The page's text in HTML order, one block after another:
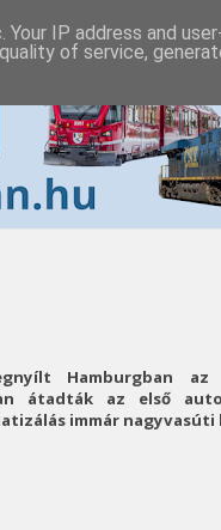
Hamburgban
átadták az első
immár nagyvasúti
IP address and
of service,